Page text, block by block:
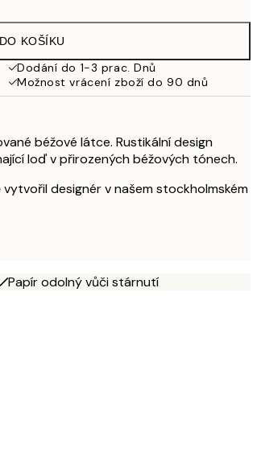
925 Kč
2 615 Kč
KOŠÍKU
Dodání do 1-3 prac. Dnů
Možnost vrácení zboží do 90 dnů
béžové látce. Rustikální design
loď v přirozených béžových tónech.
designér v našem stockholmském
Papír odolný vůči stárnutí